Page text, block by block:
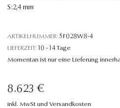
S:2,4 mm
ARTIKELNUMMER: 5F028W8-4
LIEFERZEIT: 10 - 14 Tage
Momentan ist nur eine Lieferung
8.623 €
inkl. MwSt und Versandkosten